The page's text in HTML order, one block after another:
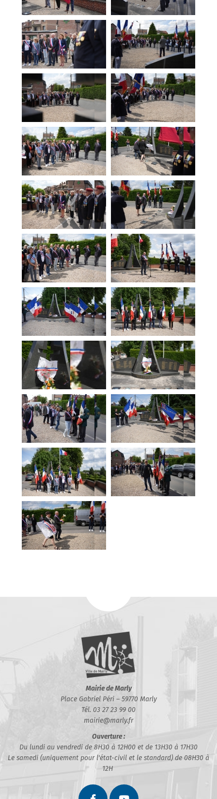
Mairie de Marly
Place Gabriel Péri – 59770 Marly
Tél. 03 27 23 99 00
mairie@marly.fr
Ouverture :
Du lundi au vendredi de 8H30 à 12H00 et de 13H30 à 17H30
Le samedi (uniquement pour l'état-civil et le standard) de 08H30 à
12H